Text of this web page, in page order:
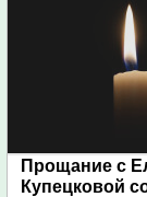
Прощание с
Купецковой